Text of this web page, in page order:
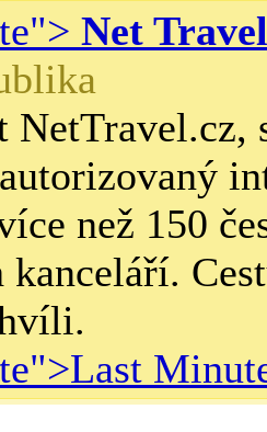
Net Travel
NetTravel.cz,
než 150
kanceláří.
Last